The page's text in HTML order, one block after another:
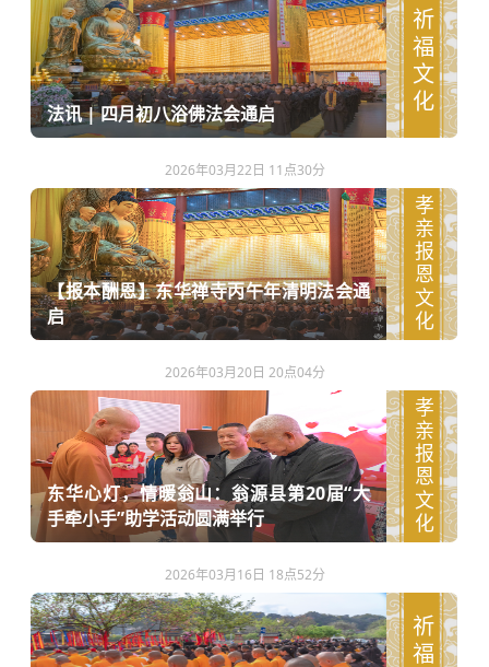
法讯 | 四月初八浴佛法会通启 祈福文化
2026年03月22日 11点30分
【报本酬恩】东华禅寺丙午年清明法会通
启
孝亲报恩文化
2026年03月20日 20点04分
东华心灯，情暖翁山：翁源县第20届“大
手牵小手”助学活动圆满举行
孝亲报恩文化
2026年03月16日 18点52分